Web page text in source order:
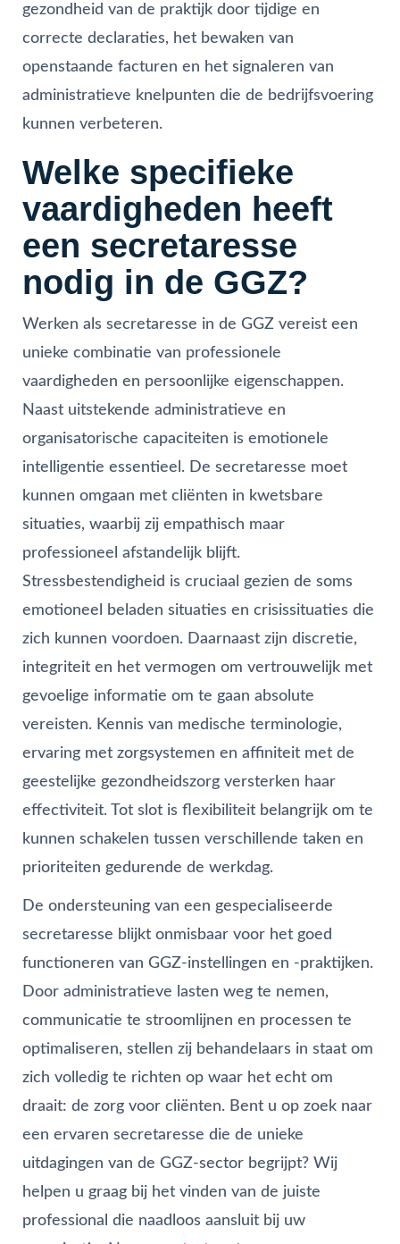
gezondheid van de praktijk door tijdige en
correcte declaraties, het bewaken van
openstaande facturen en het signaleren van
administratieve knelpunten die de bedrijfsvoering
kunnen verbeteren.
Welke specifieke
vaardigheden heeft
een secretaresse
nodig in de GGZ?
Werken als secretaresse in de GGZ vereist een
unieke combinatie van professionele
vaardigheden en persoonlijke eigenschappen.
Naast uitstekende administratieve en
organisatorische capaciteiten is emotionele
intelligentie essentieel. De secretaresse moet
kunnen omgaan met cliënten in kwetsbare
situaties, waarbij zij empathisch maar
professioneel afstandelijk blijft.
Stressbestendigheid is cruciaal gezien de soms
emotioneel beladen situaties en crisissituaties die
zich kunnen voordoen. Daarnaast zijn discretie,
integriteit en het vermogen om vertrouwelijk met
gevoelige informatie om te gaan absolute
vereisten. Kennis van medische terminologie,
ervaring met zorgsystemen en affiniteit met de
geestelijke gezondheidszorg versterken haar
effectiviteit. Tot slot is flexibiliteit belangrijk om te
kunnen schakelen tussen verschillende taken en
prioriteiten gedurende de werkdag.
De ondersteuning van een gespecialiseerde
secretaresse blijkt onmisbaar voor het goed
functioneren van GGZ-instellingen en -praktijken.
Door administratieve lasten weg te nemen,
communicatie te stroomlijnen en processen te
optimaliseren, stellen zij behandelaars in staat om
zich volledig te richten op waar het echt om
draait: de zorg voor cliënten. Bent u op zoek naar
een ervaren secretaresse die de unieke
uitdagingen van de GGZ-sector begrijpt? Wij
helpen u graag bij het vinden van de juiste
professional die naadloos aansluit bij uw